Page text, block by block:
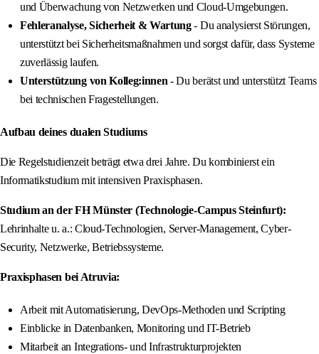
und Überwachung von Netzwerken und Cloud-Umgebungen.
Fehleranalyse, Sicherheit & Wartung- Du analysierst Störungen,
unterstützt bei Sicherheitsmaßnahmen und sorgst dafür, dass Systeme
zuverlässig laufen.
Unterstützung von Kolleg:innen - Du berätst und unterstützt Teams
bei technischen Fragestellungen.
Aufbau deines dualen Studiums
Die Regelstudienzeit beträgt etwa drei Jahre. Du kombinierst ein
Informatikstudium mit intensiven Praxisphasen.
Studium an der FH Münster (Technologie-Campus Steinfurt):
Lehrinhalte u. a.: Cloud-Technologien, Server-Management, Cyber-
Security, Netzwerke, Betriebssysteme.
Praxisphasen bei Atruvia:
Arbeit mit Automatisierung, DevOps-Methoden und Scripting
Einblicke in Datenbanken, Monitoring und IT-Betrieb
Mitarbeit an Integrations- und Infrastrukturprojekten